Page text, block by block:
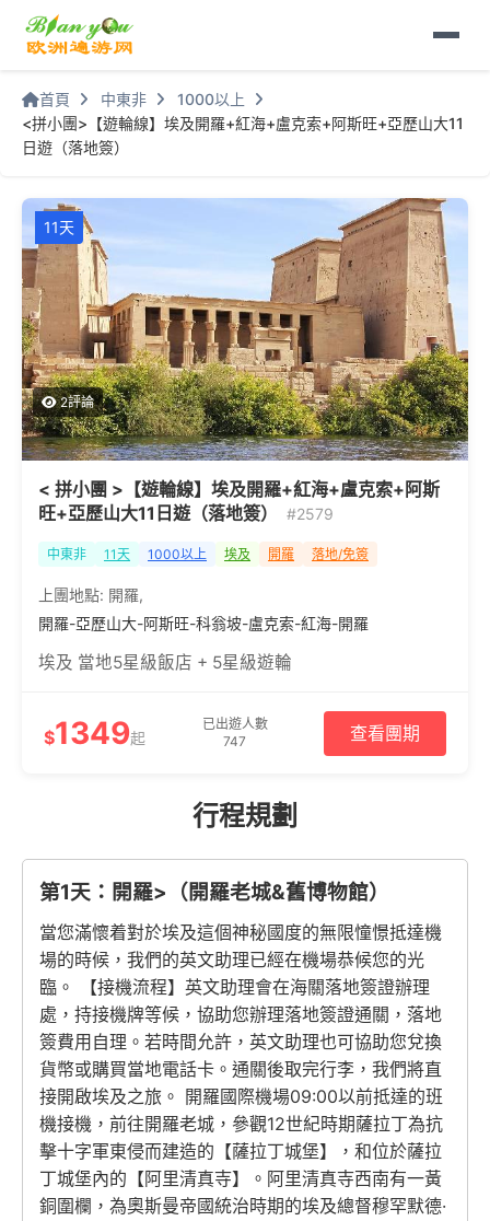
首頁 中東非
1000以上
<拼小團>【遊輪線】埃及開羅+紅海+盧克索+阿斯旺+亞歷山大11
日遊（落地簽）
11天
2評論
< 拼小團 >【遊輪線】埃及開羅+紅海+盧克索+阿斯
旺+亞歷山大11日遊（落地簽）
#2579
中東非 11天 1000以上 埃及 開羅 落地/免簽
上團地點: 開羅,
開羅-亞歷山大-阿斯旺-科翁坡-盧克索-紅海-開羅
埃及 當地5星級飯店 + 5星級遊輪
$1349起
已出遊人數
747
查看團期
行程規劃
第1天：開羅>（開羅老城&舊博物館）
當您滿懷着對於埃及這個神秘國度的無限憧憬抵達機
場的時候，我們的英文助理已經在機場恭候您的光
臨。 【接機流程】英文助理會在海關落地簽證辦理
處，持接機牌等候，協助您辦理落地簽證通關，落地
簽費用自理。若時間允許，英文助理也可協助您兌換
貨幣或購買當地電話卡。通關後取完行李，我們將直
接開啟埃及之旅。 開羅國際機場09:00以前抵達的班
機接機，前往開羅老城，參觀12世紀時期薩拉丁為抗
擊十字軍東侵而建造的【薩拉丁城堡】，和位於薩拉
丁城堡內的【阿里清真寺】。阿里清真寺西南有一黃
銅圍欄，為奧斯曼帝國統治時期的埃及總督穆罕默德·